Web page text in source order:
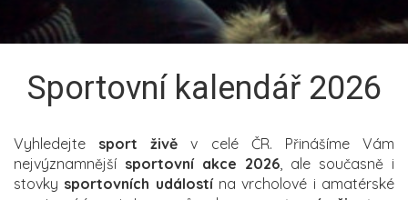
Sportovní kalendář 2026
Vyhledejte sport živě v celé ČR. Přinášíme Vám
nejvýznamnější sportovní akce 2026, ale současně i
stovky sportovních událostína vrcholové i amatérské